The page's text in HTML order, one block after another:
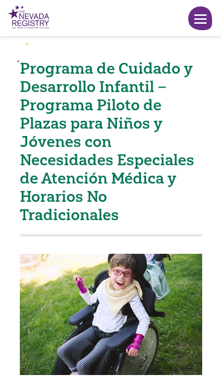
Programa de Cuidado y
Desarrollo Infantil –
Programa Piloto de
Plazas para Niños y
Jóvenes con
Necesidades Especiales
de Atención Médica y
Horarios No
Tradicionales